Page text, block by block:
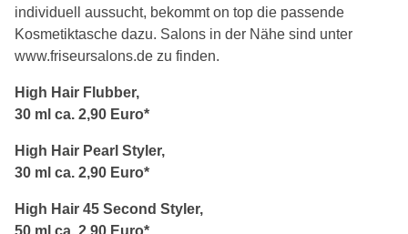
individuell aussucht, bekommt on top die passende
Kosmetiktasche dazu. Salons in der Nähe sind unter
www.friseursalons.de zu finden.
High Hair Flubber,
30 ml ca. 2,90 Euro*
High Hair Pearl Styler,
30 ml ca. 2,90 Euro*
High Hair 45 Second Styler,